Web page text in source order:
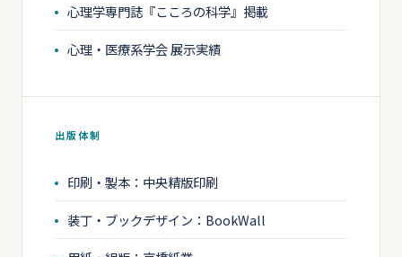
心理学専門誌『こころの科学』掲載
心理・医療系学会 展示実績
出版体制
印刷・製本：中央精版印刷
装丁・ブックデザイン：BookWall